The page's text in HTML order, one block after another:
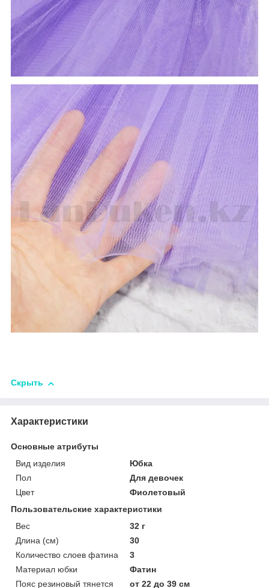
Скрыть
Характеристики
Основные атрибуты
Вид изделия
Юбка
Пол
Для девочек
Цвет
Фиолетовый
Пользовательские характеристики
Вес
32 г
Длина (см)
30
Количество слоев фатина
3
Материал юбки
Фатин
Пояс резиновый тянется
от 22 до 39 см